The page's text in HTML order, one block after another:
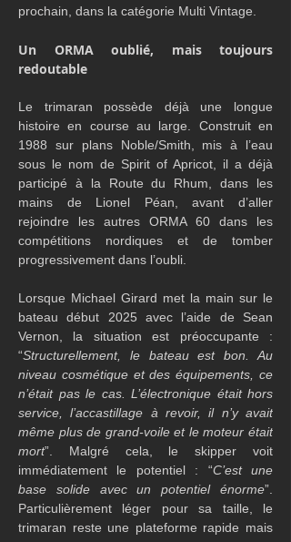
prochain, dans la catégorie Multi Vintage.
Un ORMA oublié, mais toujours
redoutable
Le trimaran possède déjà une longue
histoire en course au large. Construit en
1988 sur plans Noble/Smith, mis à l’eau
sous le nom de Spirit of Apricot, il a déjà
participé à la Route du Rhum, dans les
mains de Lionel Péan, avant d’aller
rejoindre les autres ORMA 60 dans les
compétitions nordiques et de tomber
progressivement dans l’oubli.
Lorsque Michael Girard met la main sur le
bateau début 2025 avec l’aide de Sean
Vernon, la situation est préoccupante :
“Structurellement, le bateau est bon. Au
niveau cosmétique et des équipements, ce
n’était pas le cas. L’électronique était hors
service, l’accastillage à revoir, il n’y avait
même plus de grand-voile et le moteur était
mort”. Malgré cela, le skipper voit
immédiatement le potentiel : “C’est une
base solide avec un potentiel énorme”.
Particulièrement léger pour sa taille, le
trimaran reste une plateforme rapide mais